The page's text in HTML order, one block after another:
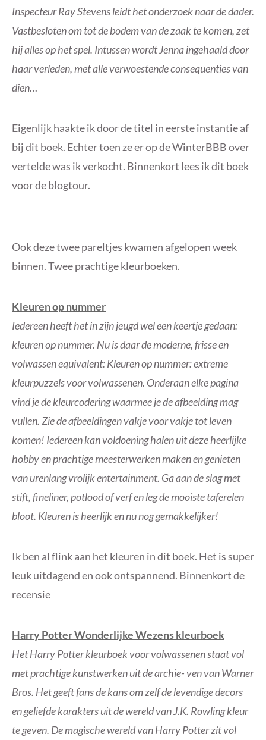
Inspecteur Ray Stevens leidt het onderzoek naar de dader.
Vastbesloten om tot de bodem van de zaak te komen, zet
hij alles op het spel. Intussen wordt Jenna ingehaald door
haar verleden, met alle verwoestende consequenties van
dien…
Eigenlijk haakte ik door de titel in eerste instantie af
bij dit boek. Echter toen ze er op de WinterBBB over
vertelde was ik verkocht. Binnenkort lees ik dit boek
voor de blogtour.
Ook deze twee pareltjes kwamen afgelopen week
binnen. Twee prachtige kleurboeken.
Kleuren op nummer
Iedereen heeft het in zijn jeugd wel een keertje gedaan:
kleuren op nummer. Nu is daar de moderne, frisse en
volwassen equivalent: Kleuren op nummer: extreme
kleurpuzzels voor volwassenen. Onderaan elke pagina
vind je de kleurcodering waarmee je de afbeelding mag
vullen. Zie de afbeeldingen vakje voor vakje tot leven
komen! Iedereen kan voldoening halen uit deze heerlijke
hobby en prachtige meesterwerken maken en genieten
van urenlang vrolijk entertainment. Ga aan de slag met
stift, fineliner, potlood of verf en leg de mooiste taferelen
bloot. Kleuren is heerlijk en nu nog gemakkelijker!
Ik ben al flink aan het kleuren in dit boek. Het is super
leuk uitdagend en ook ontspannend. Binnenkort de
recensie
Harry Potter Wonderlijke Wezens kleurboek
Het Harry Potter kleurboek voor volwassenen staat vol
met prachtige kunstwerken uit de archie- ven van Warner
Bros. Het geeft fans de kans om zelf de levendige decors
en geliefde karakters uit de wereld van J.K. Rowling kleur
te geven. De magische wereld van Harry Potter zit vol